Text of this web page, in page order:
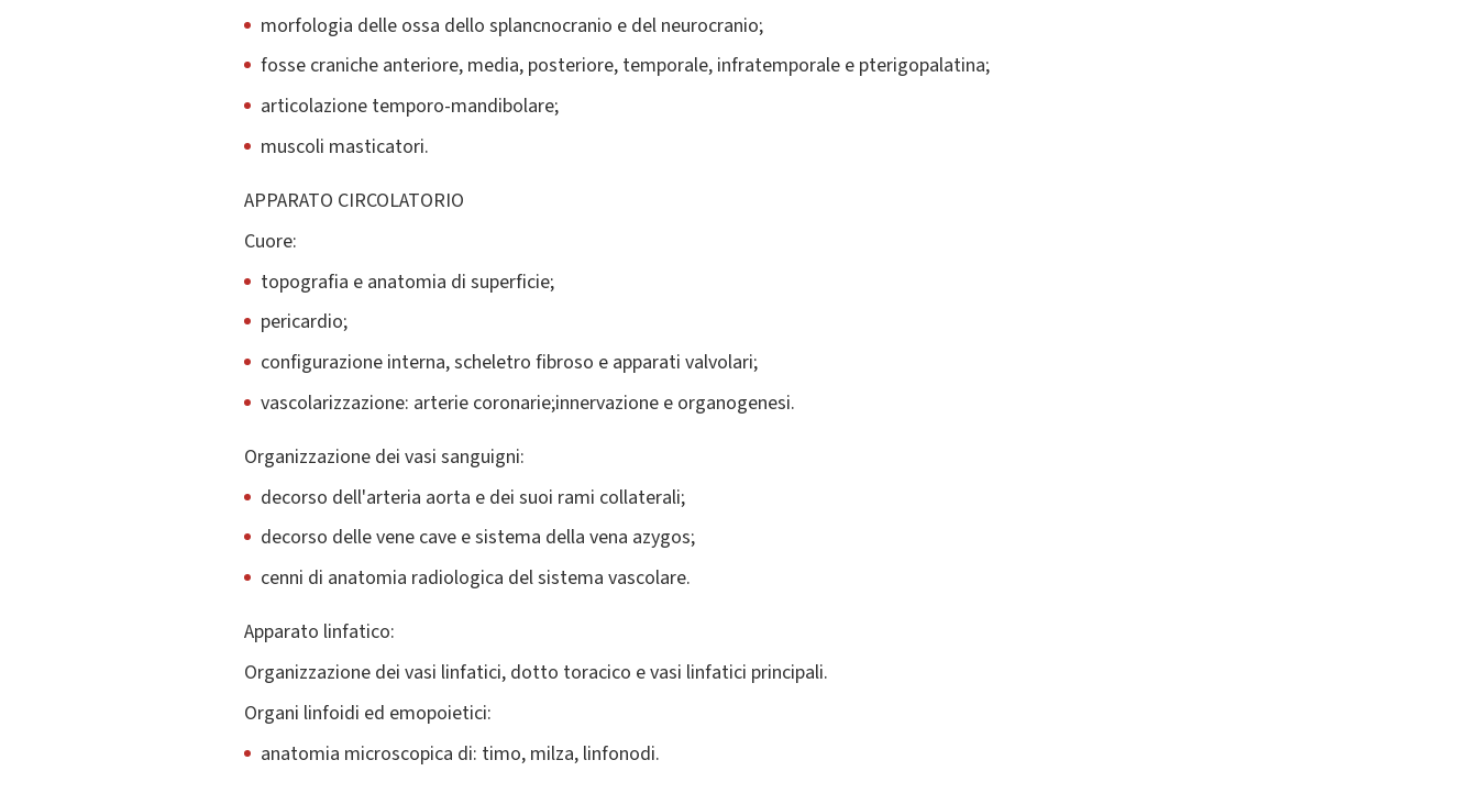
morfologia delle ossa dello splancnocranio e del neurocranio;
fosse craniche anteriore, media, posteriore, temporale, infratemporale e pterigopalatina;
articolazione temporo-mandibolare;
muscoli masticatori.
APPARATO CIRCOLATORIO
Cuore:
topografia e anatomia di superficie;
pericardio;
configurazione interna, scheletro fibroso e apparati valvolari;
vascolarizzazione: arterie coronarie;innervazione e organogenesi.
Organizzazione dei vasi sanguigni:
decorso dell'arteria aorta e dei suoi rami collaterali;
decorso delle vene cave e sistema della vena azygos;
cenni di anatomia radiologica del sistema vascolare.
Apparato linfatico:
Organizzazione dei vasi linfatici, dotto toracico e vasi linfatici principali.
Organi linfoidi ed emopoietici:
anatomia microscopica di: timo, milza, linfonodi.